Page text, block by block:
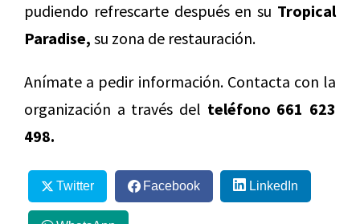
pudiendo refrescarte después en su Tropical
Paradise, su zona de restauración.
Anímate a pedir información. Contacta con la
organización a través del teléfono 661 623
498.
Twitter Facebook LinkedIn